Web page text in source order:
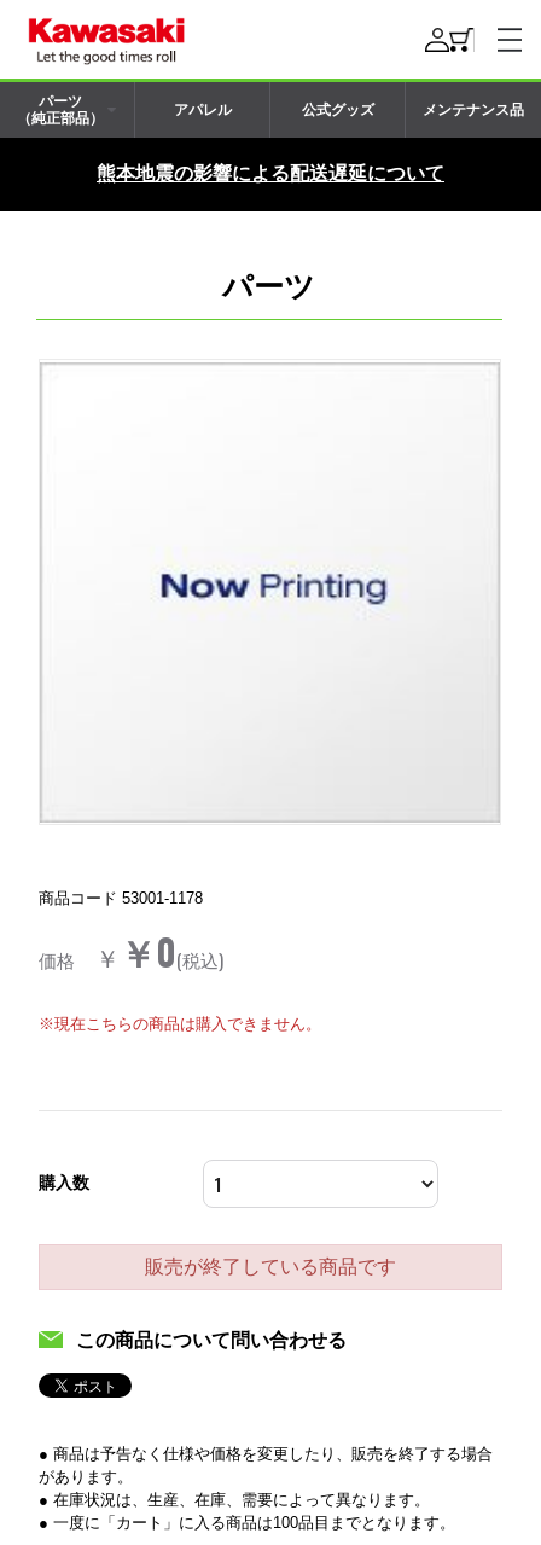
パーツ
（純正部品）
アパレル 公式グッズ メンテナンス品
熊本地震の影響による配送遅延について
パーツ
商品コード 53001-1178
価格 ￥ ￥0(税込)
※現在こちらの商品は購入できません。
購入数
販売が終了している商品です
この商品について問い合わせる
● 商品は予告なく仕様や価格を変更したり、販売を終了する場合
があります。
● 在庫状況は、生産、在庫、需要によって異なります。
● 一度に「カート」に入る商品は100品目までとなります。